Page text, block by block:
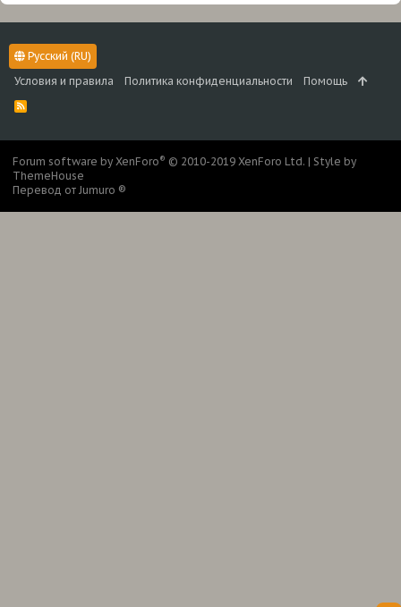
Русский (RU)
Условия и правила
Политика конфиденциальности Помощь
R
Forum software by XenForo® © 2010-2019 XenForo Ltd. | Style by
ThemeHouse
Перевод от Jumuro ®